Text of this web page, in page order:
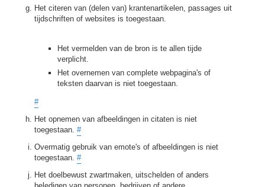
Het citeren van (delen van) krantenartikelen, passages uit
tijdschriften of websites is toegestaan.
Het vermelden van de bron is te allen tijde
verplicht.
Het overnemen van complete webpagina's of
teksten daarvan is niet toegestaan.
#
Het opnemen van afbeeldingen in citaten is niet
toegestaan. #
Overmatig gebruik van emote's of afbeeldingen is niet
toegestaan. #
Het doelbewust zwartmaken, uitschelden of anders